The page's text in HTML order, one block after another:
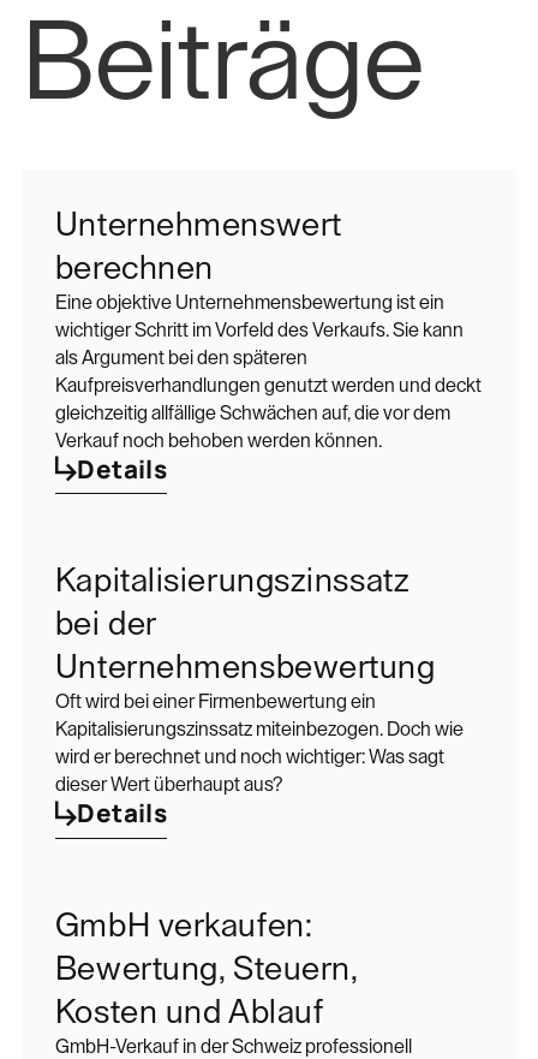
Beiträge
Unternehmenswert
berechnen
Eine objektive Unternehmensbewertung ist ein
wichtiger Schritt im Vorfeld des Verkaufs. Sie kann
als Argument bei den späteren
Kaufpreisverhandlungen genutzt werden und deckt
gleichzeitig allfällige Schwächen auf, die vor dem
Verkauf noch behoben werden können.
Details
Kapitalisierungszinssatz
bei der
Unternehmensbewertung
Oft wird bei einer Firmenbewertung ein
Kapitalisierungszinssatz miteinbezogen. Doch wie
wird er berechnet und noch wichtiger: Was sagt
dieser Wert überhaupt aus?
Details
GmbH verkaufen:
Bewertung, Steuern,
Kosten und Ablauf
GmbH-Verkauf in der Schweiz professionell